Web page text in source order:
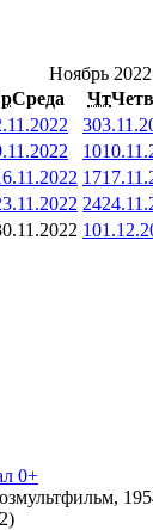
Ноябрь 2022
Среда Чт
3
10
17
24
1
0+